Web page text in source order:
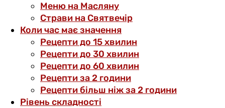
Меню на Масляну
Страви на Святвечір
Коли час має значення
Рецепти до 15 хвилин
Рецепти до 30 хвилин
Рецепти до 60 хвилин
Рецепти за 2 години
Рецепти більш ніж за 2 години
Рівень складності